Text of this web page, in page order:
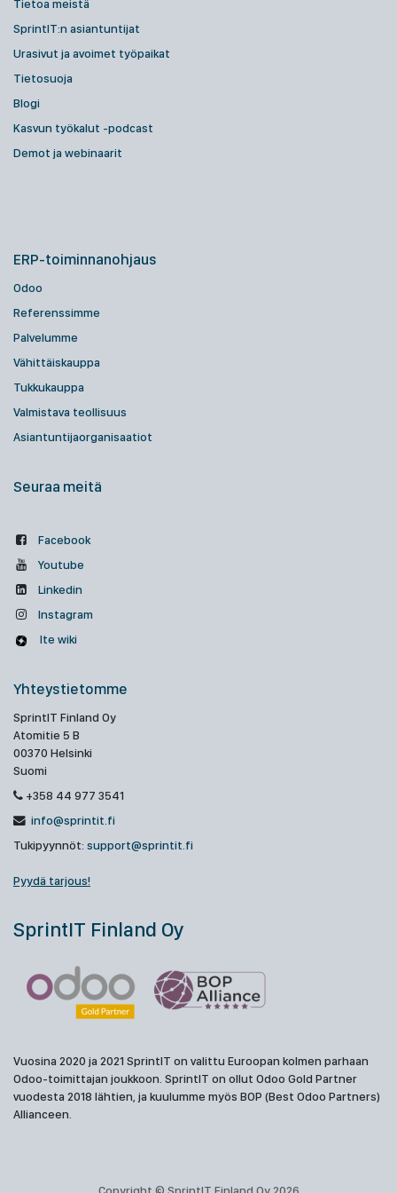
Tietoa meistä
SprintIT:n asiantuntijat
Urasivut ja avoimet työpaikat
Tietosuoja
Blogi
Kasvun työkalut -podcast
Demot ja webinaarit
ERP-toiminnanohjaus
Odoo
Referenssimme
Palvelumme
Vähittäiskauppa
Tukkukauppa
Valmistava teollisuus
Asiantuntijaorganisaatiot
Seuraa meitä
Facebook
Youtube
Linkedin
Instagram
Ite wiki
Yhteystietomme
SprintIT Finland Oy
Atomitie 5 B
00370 Helsinki
Suomi
+358 44 977 3541
info@sprintit.fi
Tukipyynnöt: support@sprintit.fi
Pyydä tarjous!
SprintIT Finland Oy
Vuosina 2020 ja 2021 SprintIT on valittu Euroopan kolmen parhaan
Odoo-toimittajan joukkoon. SprintIT on ollut Odoo Gold Partner
vuodesta 2018 lähtien, ja kuulumme myös BOP (Best Odoo Partners)
Allianceen.
Copyright © SprintIT Finland Oy 2026